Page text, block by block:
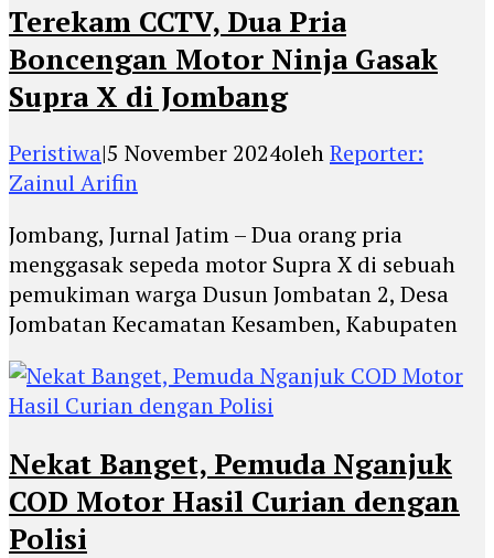
Terekam CCTV, Dua Pria
Boncengan Motor Ninja Gasak
Supra X di Jombang
Peristiwa|5 November 2024olehReporter:
Zainul Arifin
Jombang, Jurnal Jatim – Dua orang pria
menggasak sepeda motor Supra X di sebuah
pemukiman warga Dusun Jombatan 2, Desa
Jombatan Kecamatan Kesamben, Kabupaten
Nekat Banget, Pemuda Nganjuk
COD Motor Hasil Curian dengan
Polisi